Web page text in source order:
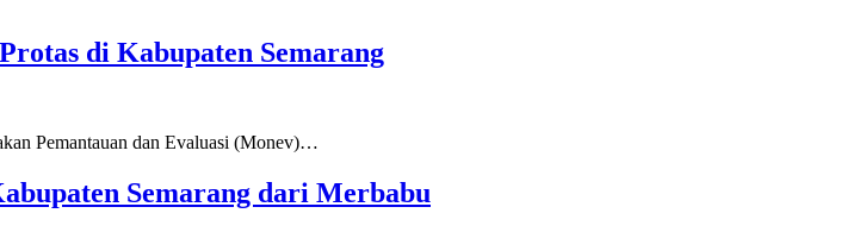
di Kabupaten Semarang
Pemantauan dan Evaluasi (Monev)…
Semarang dari Merbabu